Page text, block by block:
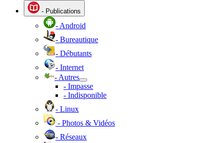
- Publications
- Android
- Bureautique
- Débutants
- Internet
- Autres
- Impasse
- Indisponible
- Linux
- Photos & Vidéos
- Réseaux